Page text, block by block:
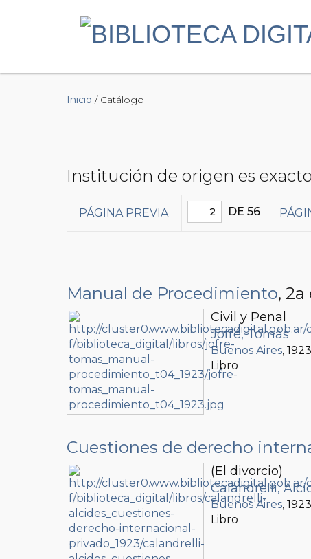
Inicio / Catálogo
Institución de origen es
PÁGINA PREVIA DE 56
Manual de Procedimiento, 2a
Civil y Penal
Jofré, Tomás
Buenos Aires, 1923
Libro
Cuestiones de derecho
(El divorcio)
Calandrelli,
Buenos Aires, 1923
Libro